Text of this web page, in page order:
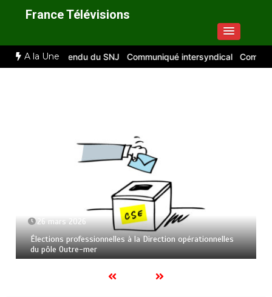
France Télévisions
A la Une
: compte rendu du SNJ Communiqué intersyndical Compte-
26 mars 2026
Élections professionnelles à la Direction opérationnelles
du pôle Outre-mer